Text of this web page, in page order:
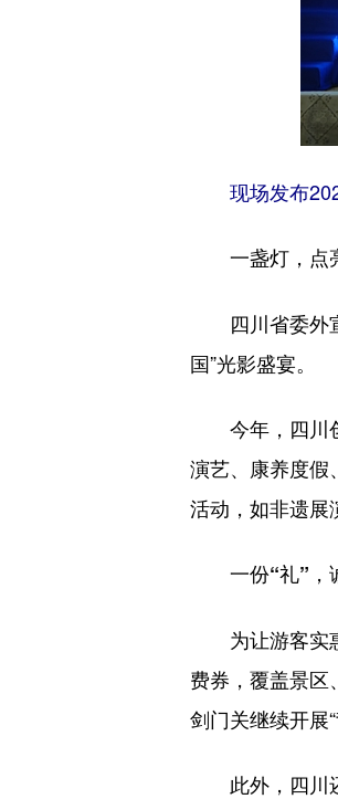
现场发布
一盏灯，点
四川省委外
国”光影盛宴。
今年，四川
演艺、康养度假
活动，如非遗展
一份“礼”，
为让游客实
费券，覆盖景
剑门关继续开展
此外，四川